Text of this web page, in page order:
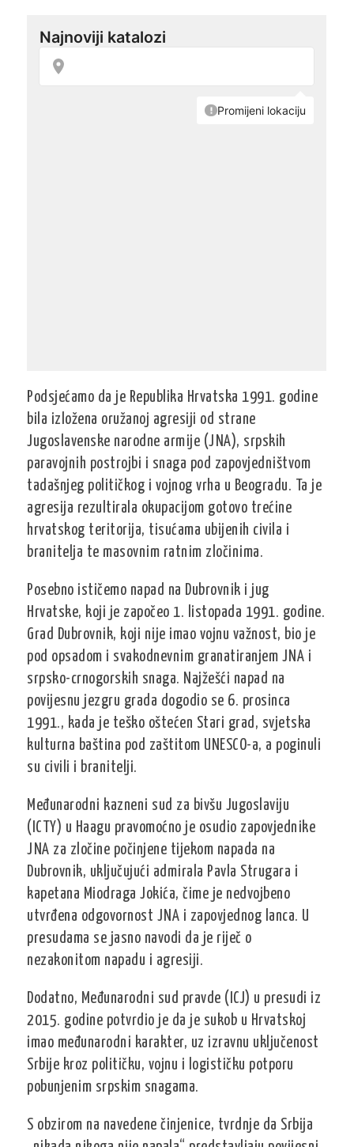
Podsjećamo da je Republika Hrvatska 1991. godine
bila izložena oružanoj agresiji od strane
Jugoslavenske narodne armije (JNA), srpskih
paravojnih postrojbi i snaga pod zapovjedništvom
tadašnjeg političkog i vojnog vrha u Beogradu. Ta je
agresija rezultirala okupacijom gotovo trećine
hrvatskog teritorija, tisućama ubijenih civila i
branitelja te masovnim ratnim zločinima.
Posebno ističemo napad na Dubrovnik i jug
Hrvatske, koji je započeo 1. listopada 1991. godine.
Grad Dubrovnik, koji nije imao vojnu važnost, bio je
pod opsadom i svakodnevnim granatiranjem JNA i
srpsko-crnogorskih snaga. Najžešći napad na
povijesnu jezgru grada dogodio se 6. prosinca
1991., kada je teško oštećen Stari grad, svjetska
kulturna baština pod zaštitom UNESCO-a, a poginuli
su civili i branitelji.
Međunarodni kazneni sud za bivšu Jugoslaviju
(ICTY) u Haagu pravomoćno je osudio zapovjednike
JNA za zločine počinjene tijekom napada na
Dubrovnik, uključujući admirala Pavla Strugara i
kapetana Miodraga Jokića, čime je nedvojbeno
utvrđena odgovornost JNA i zapovjednog lanca. U
presudama se jasno navodi da je riječ o
nezakonitom napadu i agresiji.
Dodatno, Međunarodni sud pravde (ICJ) u presudi iz
2015. godine potvrdio je da je sukob u Hrvatskoj
imao međunarodni karakter, uz izravnu uključenost
Srbije kroz političku, vojnu i logističku potporu
pobunjenim srpskim snagama.
S obzirom na navedene činjenice, tvrdnje da Srbija